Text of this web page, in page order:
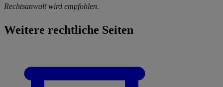
Rechtsanwalt wird empfohlen.
Weitere rechtliche Seiten